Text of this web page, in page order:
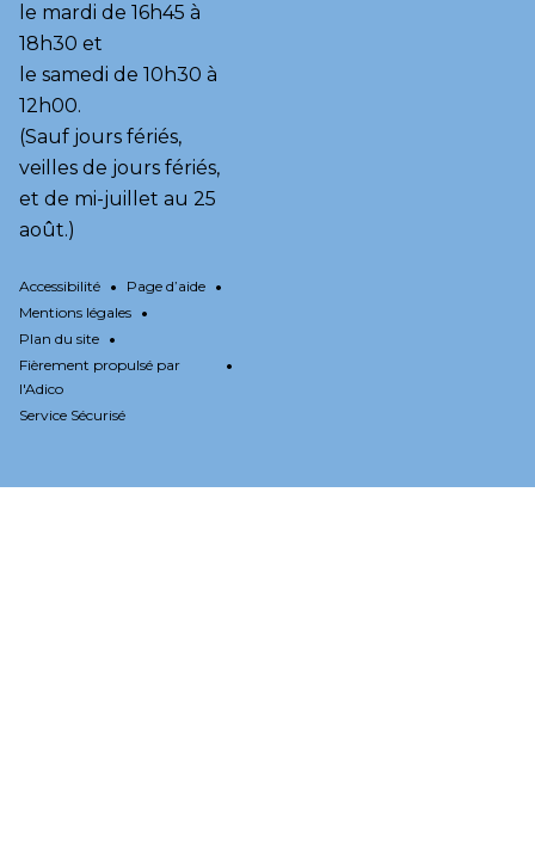
le mardi de 16h45 à
18h30 et
le samedi de 10h30 à
12h00.
(Sauf jours fériés,
veilles de jours fériés,
et de mi-juillet au 25
août.)
Accessibilité • Page d’aide •
Mentions légales •
Plan du site •
Fièrement propulsé par
l'Adico
•
Service Sécurisé